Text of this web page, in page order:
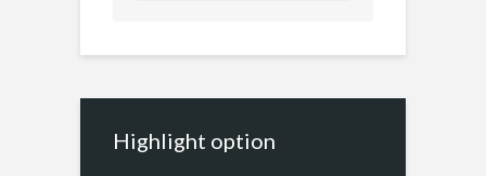
Highlight option